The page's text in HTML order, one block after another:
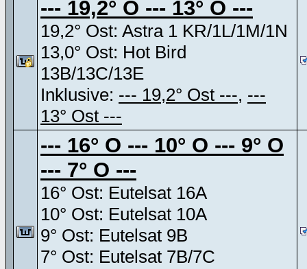
--- 19,2° O --- 13° O ---
19,2° Ost: Astra 1 KR/1L/1M/1N
13,0° Ost: Hot Bird
13B/13C/13E
Inklusive: --- 19,2° Ost ---, ---
13° Ost ---
--- 16° O --- 10° O --- 9° O
--- 7° O ---
16° Ost: Eutelsat 16A
10° Ost: Eutelsat 10A
9° Ost: Eutelsat 9B
7° Ost: Eutelsat 7B/7C